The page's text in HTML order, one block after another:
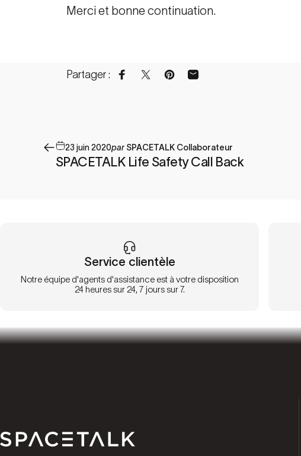
Merci et bonne continuation.
Partager : Partager sur Facebook
Partager sur X
Épingler sur Pinterest
Partager par e-mail
23 juin 2020par SPACETALK Collaborateur
SPACETALK Life Safety Call Back
Service clientèle
Notre équipe d'agents d'assistance est à votre disposition
24 heures sur 24, 7 jours sur 7.
Parler de l'espace